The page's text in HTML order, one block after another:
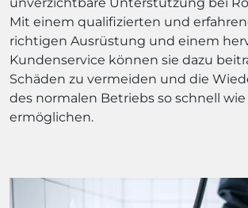
Mit einem qualifizierten und
richtigen Ausrüstung und einem
Kundenservice können sie dazu
Schäden zu vermeiden und die
des normalen Betriebs so schnell
ermöglichen.